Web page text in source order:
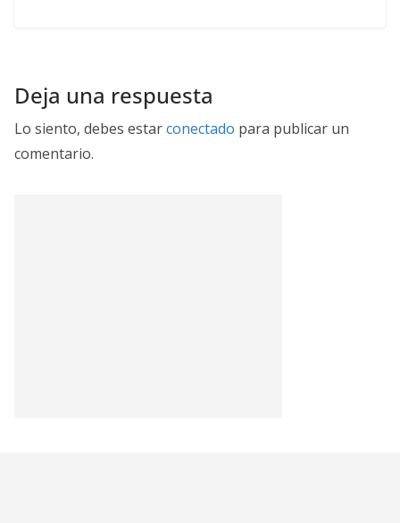
Deja una respuesta
Lo siento, debes estarconectado para publicar un
comentario.